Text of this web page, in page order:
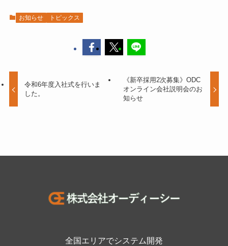
お知らせ トピックス
令和6年度入社式を行いま
した。
《新卒採用2次募集》ODC
オンライン会社説明会のお
知らせ
全国エリアでシステム開発